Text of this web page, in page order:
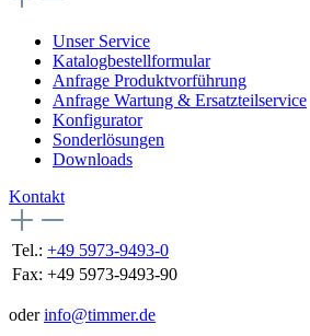
Unser Service
Katalogbestellformular
Anfrage Produktvorführung
Anfrage Wartung & Ersatzteilservice
Konfigurator
Sonderlösungen
Downloads
Kontakt
Tel.: +49 5973-9493-0
Fax: +49 5973-9493-90
oderinfo@timmer.de